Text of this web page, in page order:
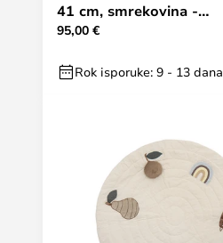
41 cm, smrekovina -
Bloomingville
95,00 €
Rok isporuke: 9 - 13 dana